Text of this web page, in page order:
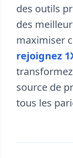
des outils
des
maximiser
rejoignez
source de
tous les